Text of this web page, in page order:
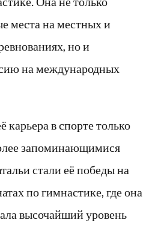
места на местных и
но и
на международных
в спорте только
запоминающимися
стали её победы на
по гимнастике, где она
высочайший уровень